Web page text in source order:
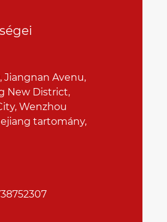
Jiangnan Avenu,
New District,
Wenzhou
tartomány,